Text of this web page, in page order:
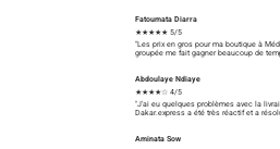
Fatoumata Diarra
★★★★★ 5/5
"Les prix en gros pour ma boutique à
groupée me fait gagner beaucoup de
Abdoulaye Ndiaye
★★★★☆ 4/5
"J'ai eu quelques problèmes avec la
Dakar.express a été très réactif et a
Aminata Sow